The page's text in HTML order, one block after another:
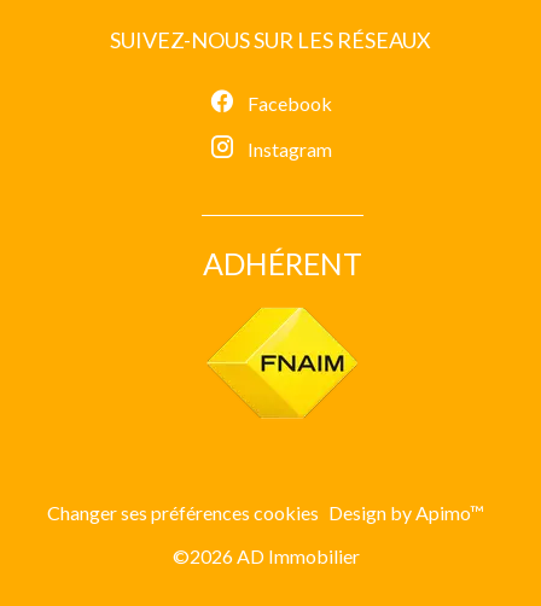
SUIVEZ-NOUS SUR LES RÉSEAUX
Facebook
Instagram
ADHÉRENT
Changer ses préférences cookies Design byApimo™
©2026 AD Immobilier